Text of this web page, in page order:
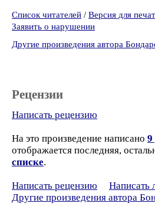
Список читателей / Версия для
Заявить о нарушении
Другие произведения автора
Рецензии
Написать рецензию
На это произведение написано 9
отображается последняя,
списке.
Написать рецензию
Написать
Другие произведения автора